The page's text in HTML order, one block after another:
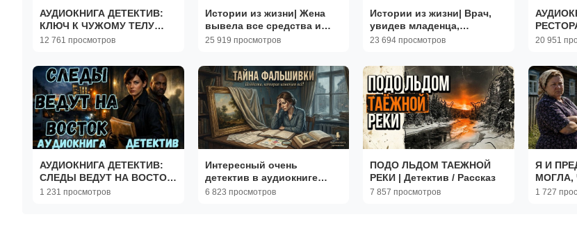
АУДИОКНИГА ДЕТЕКТИВ:
КЛЮЧ К ЧУЖОМУ ТЕЛУ
СЛУШАТЬ
12 761 просмотров
Истории из жизни| Жена
вывела все средства и
заморозила счета |Аудио
25 919 просмотров
Истории из жизни| Врач,
увидев младенца,
вспомнил слова гадалки |
23 694 просмотров 20 951
АУДИОКНИГА ДЕТЕКТИВ:
СЛЕДЫ ВЕДУТ НА ВОСТОК
СЛУШАТЬ
1 231 просмотров
Интересный очень
детектив в аудиокниге
"Тайна фальшивки"
6 823 просмотров
ПОДО ЛЬДОМ ТАЕЖНОЙ
РЕКИ | Детектив / Рассказ
7 857 просмотров
Я И
МОГЛА,
1 727